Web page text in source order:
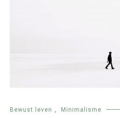
Bewust leven , Minimalisme